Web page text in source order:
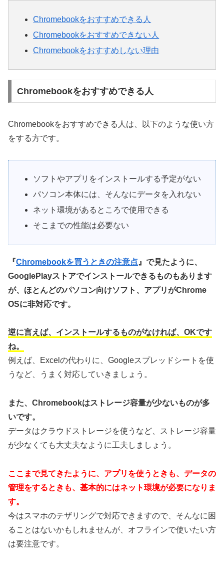
Chromebookをおすすめできる人
Chromebookをおすすめできない人
Chromebookをおすすめしない理由
Chromebookをおすすめできる人
Chromebookをおすすめできる人は、以下のような使い方
をする方です。
ソフトやアプリをインストールする予定がない
パソコン本体には、そんなにデータを入れない
ネット環境があるところで使用できる
そこまでの性能は必要ない
『Chromebookを買うときの注意点 』で見たように、
GooglePlayストアでインストールできるものもあります
が、ほとんどのパソコン向けソフト、アプリがChrome
OSに非対応です。
逆に言えば、インストールするものがなければ、OKです
ね。
例えば、Excelの代わりに、Googleスプレッドシートを使
うなど、うまく対応していきましょう。
また、Chromebookはストレージ容量が少ないものが多
いです。
データはクラウドストレージを使うなど、ストレージ容量
が少なくても大丈夫なように工夫しましょう。
ここまで見てきたように、アプリを使うときも、データの
管理をするときも、基本的にはネット環境が必要になりま
す。
今はスマホのテザリングで対応できますので、そんなに困
ることはないかもしれませんが、オフラインで使いたい方
は要注意です。